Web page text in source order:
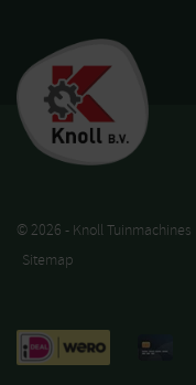
© 2026 - Knoll Tuinmachines
Sitemap